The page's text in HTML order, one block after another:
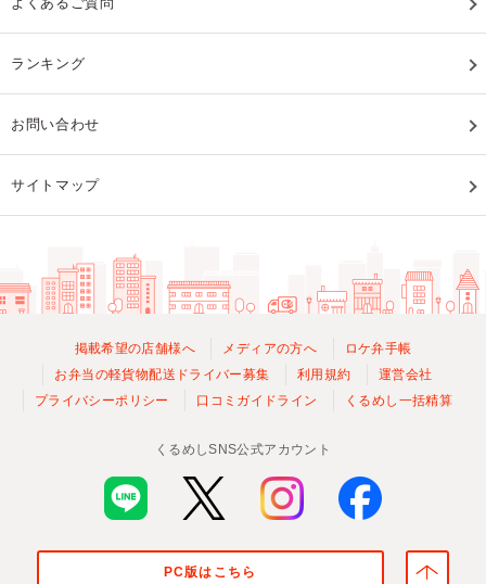
ランキング
お問い合わせ
サイトマップ
掲載希望の店舗様へ メディアの方へ
ロケ弁手帳
お弁当の軽貨物配送ドライバー募集
利用規約
運営会社
プライバシーポリシー
口コミガイドライン くるめし一括精算
くるめしSNS公式アカウント
PC版はこちら